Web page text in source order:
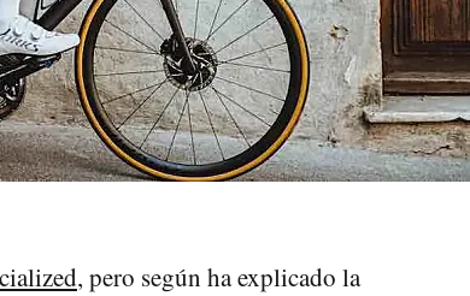
, pero según ha explicado la